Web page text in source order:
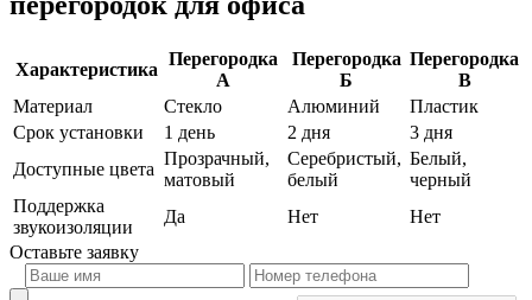
Характеристика
Перегородка
А
Перегородка
Б
Перегородка
В
Материал
Стекло Алюминий
Пластик
Срок установки
1 день 2 дня
3 дня
Доступные цвета
Прозрачный,
матовый
Серебристый,
белый
Белый,
черный
Поддержка
звукоизоляции
Да Нет
Нет
Оставьте заявку